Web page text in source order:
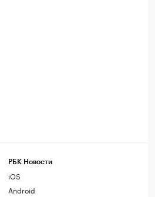
РБК Новости
iOS
Android